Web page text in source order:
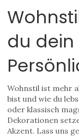
du
Wohnstil ist mehr
bist und wie du
oder klassisch
Dekorationen
Akzent. Lass uns